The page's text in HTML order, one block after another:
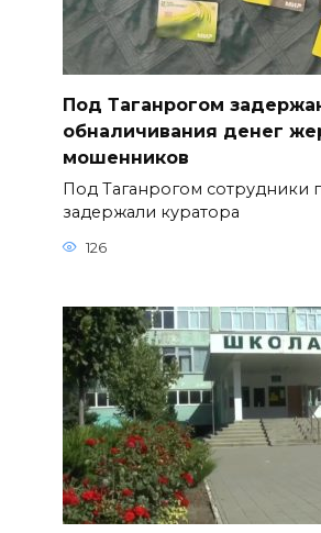
Под Таганрогом
обналичивания денег
мошенников
Под Таганрогом сотрудники
задержали куратора
126